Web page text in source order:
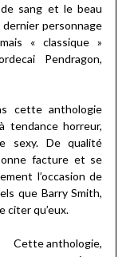
sang et le beau
personnage
« classique »
Pendragon,
cette anthologie
tendance horreur,
sexy. De qualité
facture et se
l’occasion de
que Barry Smith,
citer qu’eux.
Cette anthologie,